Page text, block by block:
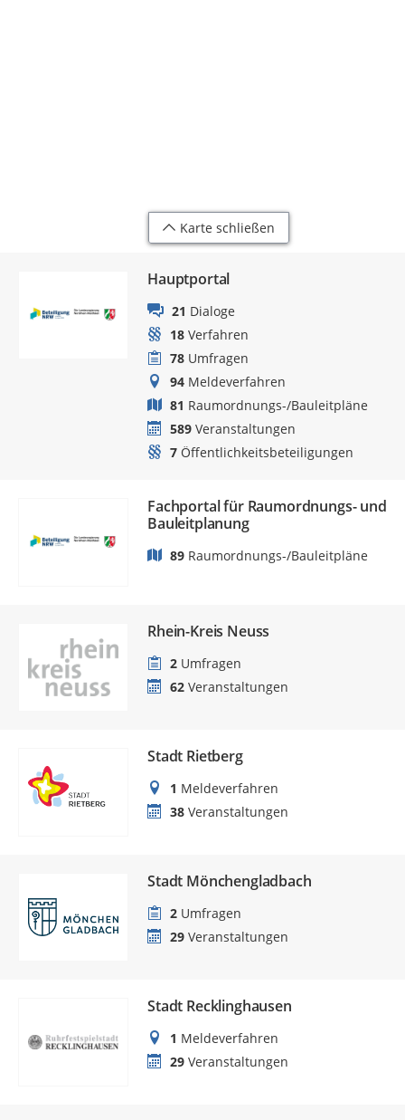
Karte schließen
Hauptportal
21 Dialoge
18 Verfahren
78 Umfragen
94 Meldeverfahren
81 Raumordnungs-/Bauleitpläne
589 Veranstaltungen
7 Öffentlichkeitsbeteiligungen
Fachportal für Raumordnungs- und
Bauleitplanung
89 Raumordnungs-/Bauleitpläne
Rhein-Kreis Neuss
2 Umfragen
62 Veranstaltungen
Stadt Rietberg
1 Meldeverfahren
38 Veranstaltungen
Stadt Mönchengladbach
2 Umfragen
29 Veranstaltungen
Stadt Recklinghausen
1 Meldeverfahren
29 Veranstaltungen